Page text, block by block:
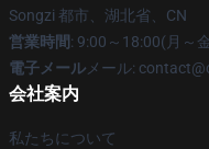
Songzi 都市、湖北省、CN
営業時間: 9:00～18:00(月～
電子メールメール:
会社案内
私たちについて